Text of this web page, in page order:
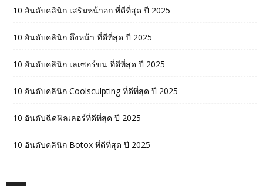
10 อันดับคลินิก เสริมหน้าอก ที่ดีที่สุด ปี 2025
10 อันดับคลินิก ดึงหน้า ที่ดีที่สุด ปี 2025
10 อันดับคลินิก เลเซอร์ขน ที่ดีที่สุด ปี 2025
10 อันดับคลินิก Coolsculpting ที่ดีที่สุด ปี 2025
10 อันดับฉีดฟิลเลอร์ที่ดีที่สุด ปี 2025
10 อันดับคลินิก Botox ที่ดีที่สุด ปี 2025